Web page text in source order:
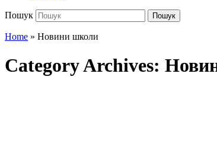
Пошук Пошук
Home » Новини школи
Category Archives: